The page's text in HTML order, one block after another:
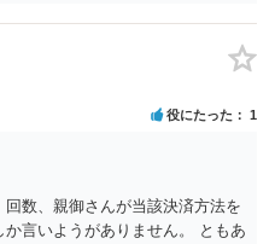
役にたった 1
数、親御さんが当該決済方法を
言いようがありません。 ともあ